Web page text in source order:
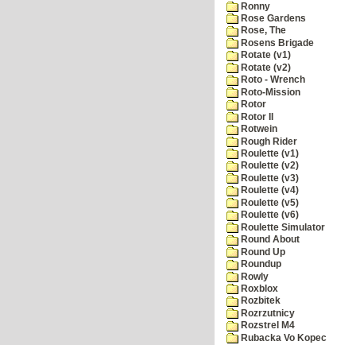
Ronny
Rose Gardens
Rose, The
Rosens Brigade
Rotate (v1)
Rotate (v2)
Roto - Wrench
Roto-Mission
Rotor
Rotor II
Rotwein
Rough Rider
Roulette (v1)
Roulette (v2)
Roulette (v3)
Roulette (v4)
Roulette (v5)
Roulette (v6)
Roulette Simulator
Round About
Round Up
Roundup
Rowly
Roxblox
Rozbitek
Rozrzutnicy
Rozstrel M4
Rubacka Vo Kopec